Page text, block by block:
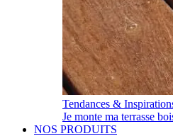
Tendances &
Je monte ma terrasse
NOS PRODUITS